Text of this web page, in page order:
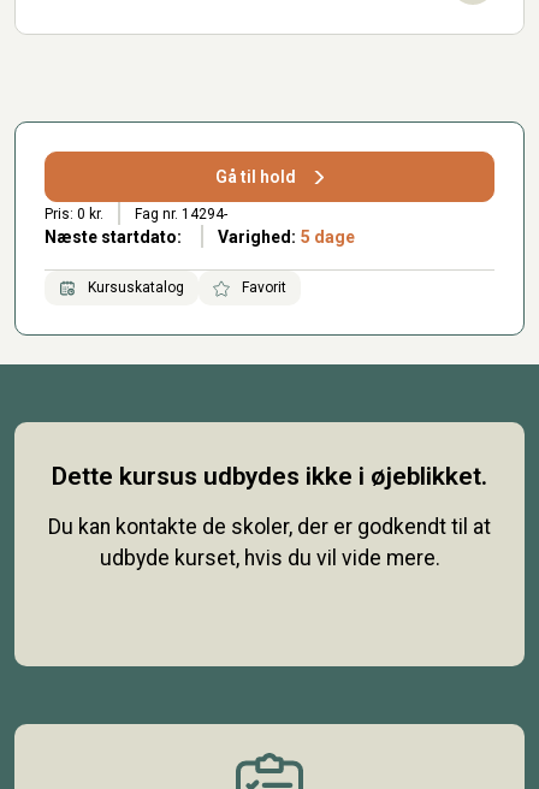
Gå til hold
Pris: 0 kr. Fag nr. 14294-
Næste startdato: Varighed: 5 dage
Kursuskatalog Favorit
Dette kursus udbydes ikke i øjeblikket.
Du kan kontakte de skoler, der er godkendt til at
udbyde kurset, hvis du vil vide mere.